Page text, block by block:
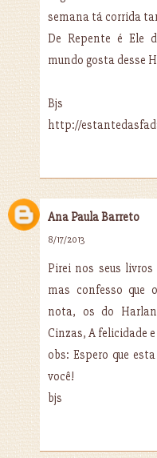
semana tá corrida
De Repente é Ele
mundo gosta desse
Bjs
http://
Ana Paula Barreto
8/17/2013
Pirei nos seus
mas confesso que
nota, os do
Cinzas, A felicidade
obs: Espero que
você!
bjs